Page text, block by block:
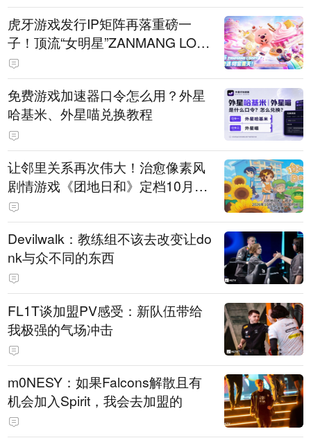
虎牙游戏发行IP矩阵再落重磅一
子！顶流“女明星”ZANMANG LOO
PY 正版3D消除手游《消消奇遇》
惊喜曝光
免费游戏加速器口令怎么用？外星
哈基米、外星喵兑换教程
让邻里关系再次伟大！治愈像素风
剧情游戏《团地日和》定档10月30
日发售
Devilwalk：教练组不该去改变让do
nk与众不同的东西
FL1T谈加盟PV感受：新队伍带给
我极强的气场冲击
m0NESY：如果Falcons解散且有
机会加入Spirit，我会去加盟的